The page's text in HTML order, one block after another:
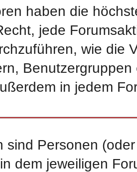
haben die
jede
wie die
in jedem
sind Personen
dem jeweiligen